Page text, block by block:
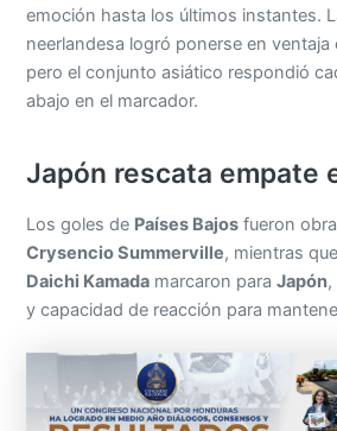
emoción hasta los últimos instantes.
neerlandesa logró ponerse en
pero el conjunto asiático respondió
abajo en el marcador.
Japón rescata empate
Los goles de Países Bajos fueron
Crysencio Summerville, mientras que
Daichi Kamada marcaron paraJapón,
y capacidad de reacción para